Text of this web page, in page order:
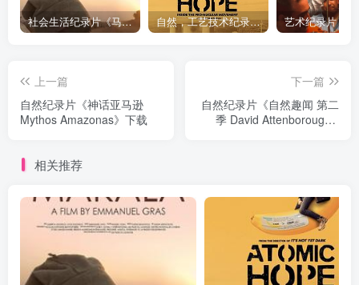
社会生活纪录片《马加拉 Makala》下载 自然，工艺技术纪录片《原子能的希望 Atomic Hope – Inside the Pro-Nuclear Movement》下载
上一篇
自然纪录片《神话亚马逊
Mythos Amazonas》下载
下一篇
自然纪录片《自然趣闻 第二
季 David Attenborough's
相关推荐